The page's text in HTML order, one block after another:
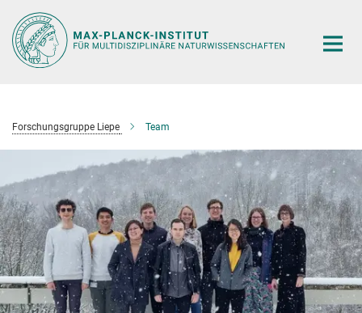
Hauptinhalt
Forschungsgruppe Liepe Team